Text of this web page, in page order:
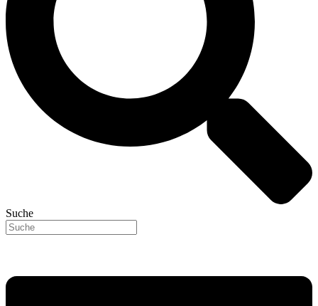
Suche